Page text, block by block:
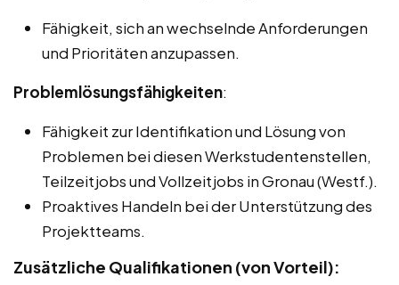
Fähigkeit, sich an wechselnde Anforderungen
und Prioritäten anzupassen.
Problemlösungsfähigkeiten:
Fähigkeit zur Identifikation und Lösung von
Problemen bei diesen Werkstudentenstellen,
Teilzeitjobs und Vollzeitjobs in Gronau (Westf.).
Proaktives Handeln bei der Unterstützung des
Projektteams.
Zusätzliche Qualifikationen (von Vorteil):